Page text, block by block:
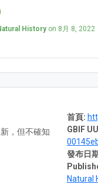
Historyon 8月 8, 2022
首頁:
GBIF
發布日
Natural
，但不確知